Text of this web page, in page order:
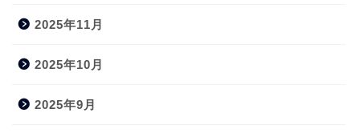
2025年11月
2025年10月
2025年9月